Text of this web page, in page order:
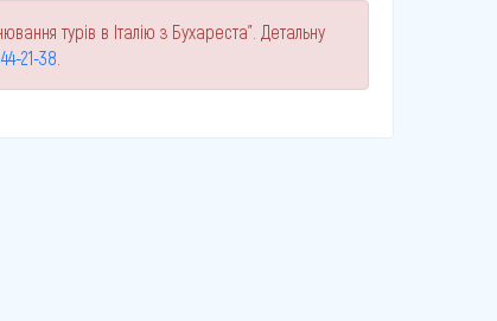
турів в Італію з Бухареста". Детальну
21-38